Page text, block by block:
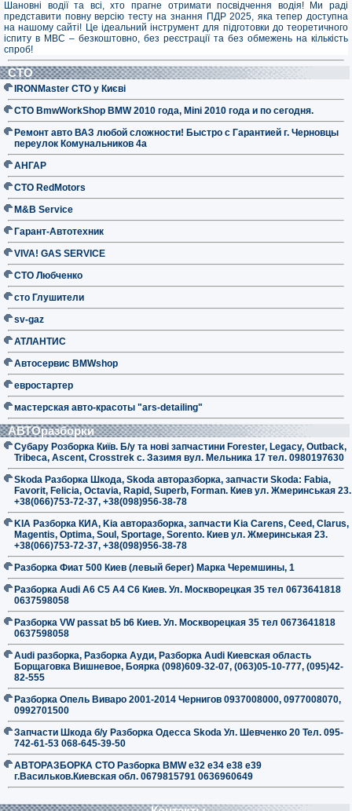
Шановні водії та всі, хто прагне отримати посвідчення водія! Ми раді
представити повну версію тесту на знання ПДР 2025, яка тепер доступна
на нашому сайті! Це ідеальний інструмент для підготовки до теоретичного
іспиту в МВС – безкоштовно, без реєстрації та без обмежень на кількість
спроб!
СТО
IRONMaster СТО у Києві
СТО BmwWorkShop BMW 2010 года, Mini 2010 года и по сегодня.
Ремонт авто ВАЗ любой сложности! Быстро с Гарантией г. Черновцы
переулок Комунальников 4а
АНГАР
СТО RedMotors
M&B Service
Гарант-Автотехник
VIVA! GAS SERVICE
СТО Любченко
сто Глушители
sv-gaz
АТЛАНТИС
Автосервис BMWshop
евростартер
мастерская авто-красоты "ars-detailing"
АВТОразборки
Субару Розборка Київ. Б/у та нові запчастини Forester, Legacy, Outback,
Tribeca, Ascent, Crosstrek с. Зазимя вул. Мельника 17 тел. 0980197630
Skoda Разборка Шкода, Skoda авторазборка, запчасти Skoda: Fabia,
Favorit, Felicia, Octavia, Rapid, Superb, Forman. Киев ул. Жмеринськая 23.
+38(066)753-72-37, +38(098)956-38-78
KIA Разборка КИА, Kia авторазборка, запчасти Kia Carens, Ceed, Clarus,
Magentis, Optima, Soul, Sportage, Sorento. Киев ул. Жмеринськая 23.
+38(066)753-72-37, +38(098)956-38-78
Разборка Фиат 500 Киев (левый берег) Марка Черемшины, 1
Разборка Audi A6 C5 A4 C6 Киев. Ул. Москворецкая 35 тел 0673641818
0637598058
Разборка VW passat b5 b6 Киев. Ул. Москворецкая 35 тел 0673641818
0637598058
Audi разборка, Разборка Ауди, Разборка Audi Киевская область
Борщаговка Вишневое, Боярка (098)609-32-07, (063)05-10-777, (095)42-
82-555
Разборка Опель Виваро 2001-2014 Чернигов 0937008000, 0977008070,
0992701500
Запчасти Шкода б/у Разборка Одесса Skoda Ул. Шевченко 20 Тел. 095-
742-61-53 068-645-39-50
АВТОРАЗБОРКА СТО Разборка BMW е32 е34 е38 е39
г.Васильков.Киевская обл. 0679815791 0636960649